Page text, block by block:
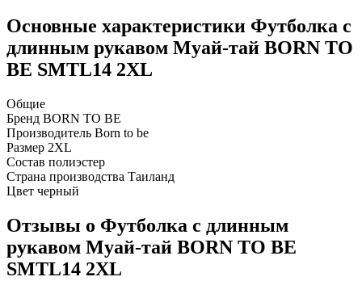
Основные характеристики Футболка с
длинным рукавом Муай-тай BORN TO
BE SMTL14 2XL
Общие
Бренд BORN TO BE
Производитель Born to be
Размер 2XL
Состав полиэстер
Страна производства Таиланд
Цвет черный
Отзывы о Футболка с длинным
рукавом Муай-тай BORN TO BE
SMTL14 2XL